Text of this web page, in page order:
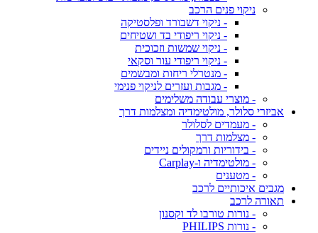
ניקוי פנים הרכב
- ניקוי דשבורד ופלסטיקה
- ניקוי ריפודי בד ושטיחים
- ניקוי שמשות וזכוכית
- ניקוי ריפודי עור וסקאי
- מנטרלי ריחות ומבשמים
- מגבות ועזרים לניקוי פנימי
- מוצרי עבודה משלימים
אביזרי סלולר, מולטימדיה ומצלמות דרך
- מעמדים לסלולר
- מצלמות דרך
- בידוריות ורמקולים ניידים
- מולטימדיה ו-Carplay
- מטענים
מגבים איכותיים לרכב
תאורה לרכב
- נורות טורבו לד וקסנון
- נורות PHILIPS